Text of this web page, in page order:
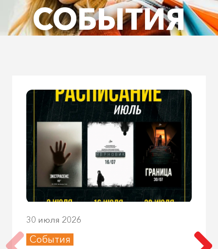
СОБЫТИЯ
30 июля 2026
События